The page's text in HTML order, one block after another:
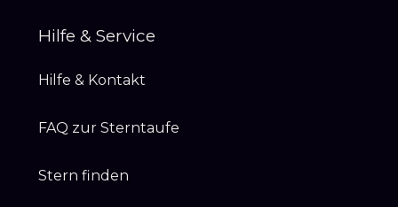
Hilfe & Service
Hilfe & Kontakt
FAQ zur Sterntaufe
Stern finden